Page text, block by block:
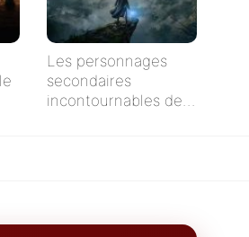
Les personnages
secondaires
incontournables de